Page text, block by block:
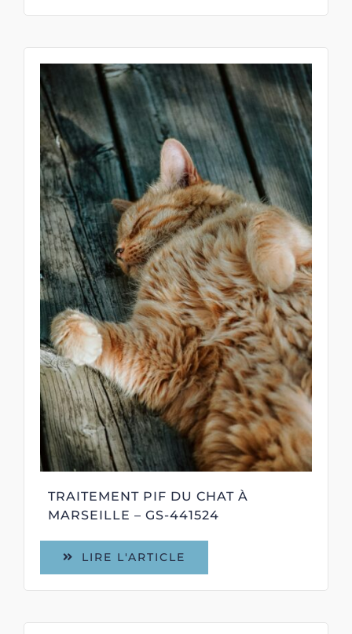
TRAITEMENT PIF DU CHAT À
MARSEILLE – GS-441524
LIRE L'ARTICLE